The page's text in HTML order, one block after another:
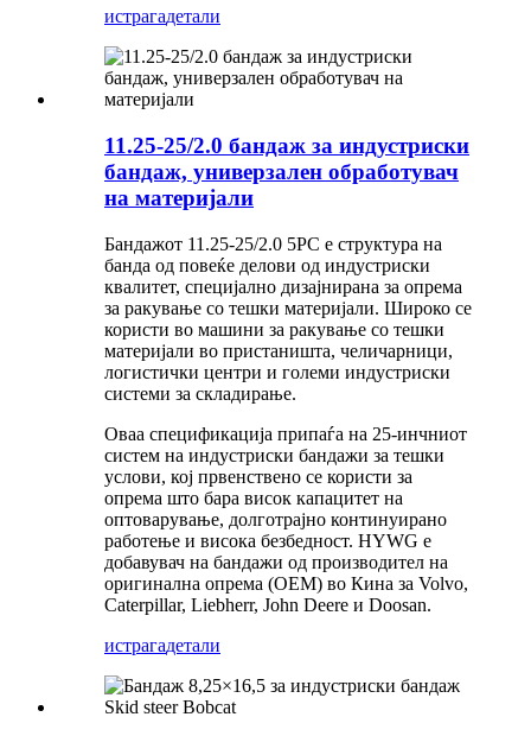
истрагадетали
11.25-25/2.0 бандаж за индустриски
бандаж, универзален обработувач
на материјали
Бандажот 11.25-25/2.0 5PC е структура на
банда од повеќе делови од индустриски
квалитет, специјално дизајнирана за опрема
за ракување со тешки материјали. Широко се
користи во машини за ракување со тешки
материјали во пристаништа, челичарници,
логистички центри и големи индустриски
системи за складирање.
Оваа спецификација припаѓа на 25-инчниот
систем на индустриски бандажи за тешки
услови, кој првенствено се користи за
опрема што бара висок капацитет на
оптоварување, долготрајно континуирано
работење и висока безбедност. HYWG е
добавувач на бандажи од производител на
оригинална опрема (OEM) во Кина за Volvo,
Caterpillar, Liebherr, John Deere и Doosan.
истрагадетали